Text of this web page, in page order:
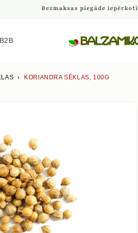
Bezmaksas piegāde
B2B
› KORIANDRA SĒKLAS, 100G